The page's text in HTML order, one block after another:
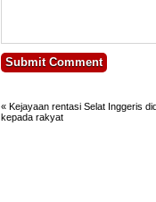
« Kejayaan rentasi Selat Inggeris
kepada rakyat